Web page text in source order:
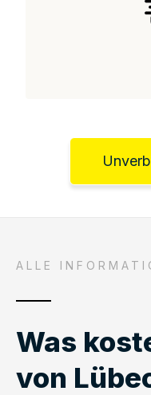
ALLE
Was
von